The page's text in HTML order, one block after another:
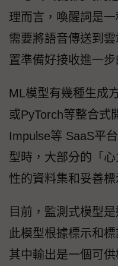
理而言，喚醒詞是
需要將語音傳送到
置準備好接收進一步
ML模型有幾種生成
或PyTorch等整合式
Impulse等 SaaS平
型時，大部分的「
性的資料集和妥善標
目前，監測式模型
此模型根據標示和
其中輸出是一個可